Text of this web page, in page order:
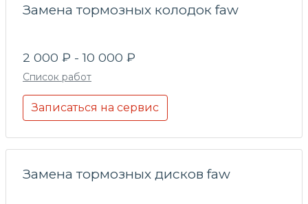
Замена тормозных колодок faw
2 000 ₽ - 10 000 ₽
Список работ
Записаться на сервис
Замена тормозных дисков faw